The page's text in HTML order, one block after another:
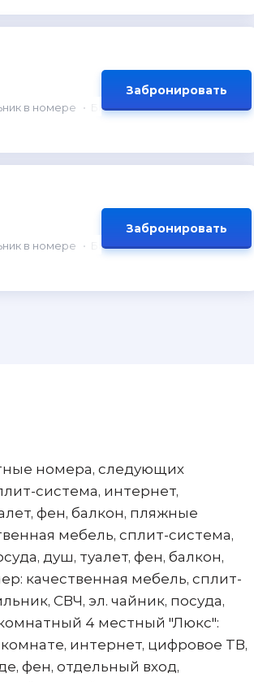
в номере
Балкон
Забронировать
в номере
Балкон
Забронировать
номера, следующих
система, интернет,
фен, балкон, пляжные
мебель, сплит-система,
душ, туалет, фен, балкон,
качественная мебель, сплит-
СВЧ, эл. чайник, посуда,
4 местный "Люкс":
интернет, цифровое ТВ,
фен, отдельный вход,